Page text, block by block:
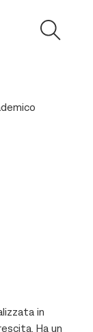
in
Ha un